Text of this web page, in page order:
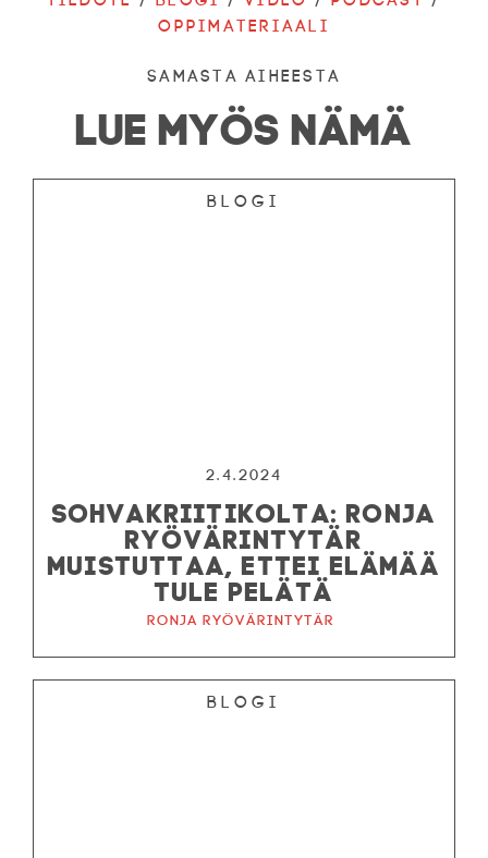
Oppimateriaali
Samasta aiheesta
LUE MYÖS NÄMÄ
Blogi
2.4.2024
SOHVAKRIITIKOLTA: RONJA
RYÖVÄRINTYTÄR
MUISTUTTAA, ETTEI ELÄMÄÄ
TULE PELÄTÄ
Ronja ryövärintytär
Blogi